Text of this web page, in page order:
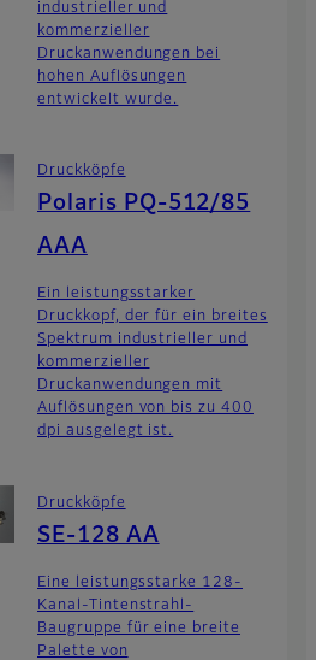
industrieller und
kommerzieller
Druckanwendungen bei
hohen Auflösungen
entwickelt wurde.
Druckköpfe
Polaris PQ-512/85
AAA
Ein leistungsstarker
Druckkopf, der für ein breites
Spektrum industrieller und
kommerzieller
Druckanwendungen mit
Auflösungen von bis zu 400
dpi ausgelegt ist.
Druckköpfe
SE-128 AA
Eine leistungsstarke 128-
Kanal-Tintenstrahl-
Baugruppe für eine breite
Palette von